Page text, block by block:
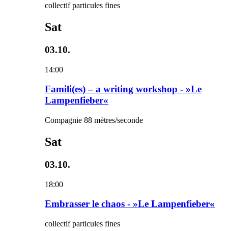
collectif particules fines
Sat
03.10.
14:00
Famili(es) – a writing workshop - »Le
Lampenfieber«
Compagnie 88 mètres/seconde
Sat
03.10.
18:00
Embrasser le chaos - »Le Lampenfieber«
collectif particules fines